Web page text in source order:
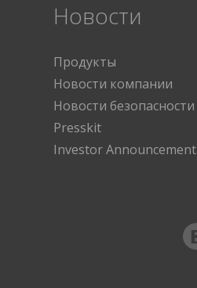
Новости
Продукты
Новости компании
Новости безопасности
Presskit
Investor Announcement